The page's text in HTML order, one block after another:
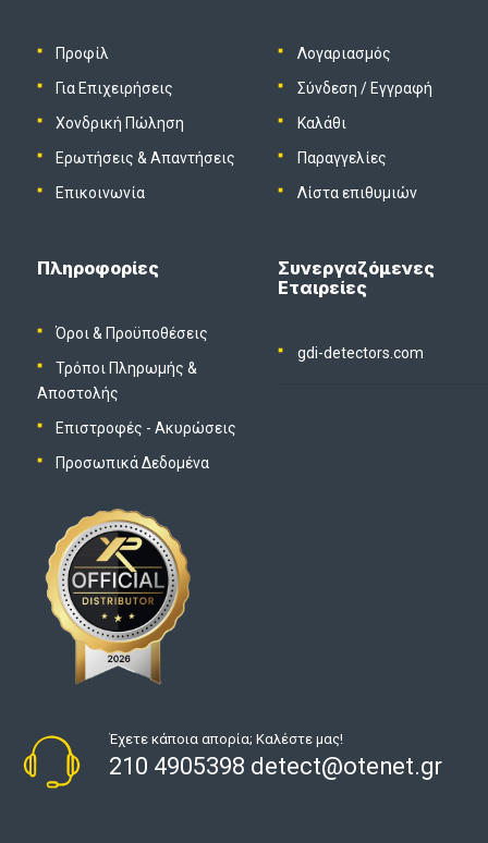
Προφίλ
Για Επιχειρήσεις
Χονδρική Πώληση
Ερωτήσεις & Απαντήσεις
Επικοινωνία
Λογαριασμός
Σύνδεση / Εγγραφή
Καλάθι
Παραγγελίες
Λίστα επιθυμιών
Πληροφορίες
Όροι & Προϋποθέσεις
Τρόποι Πληρωμής &
Αποστολής
Επιστροφές - Ακυρώσεις
Προσωπικά Δεδομένα
Συνεργαζόμενες
Εταιρείες
gdi-detectors.com
Έχετε κάποια απορία; Καλέστε μας!
210 4905398 detect@otenet.gr